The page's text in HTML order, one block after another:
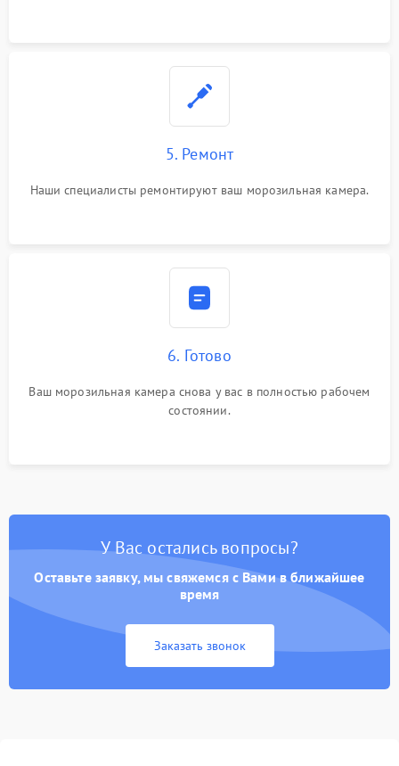
5. Ремонт
Наши специалисты ремонтируют ваш морозильная камера.
6. Готово
Ваш морозильная камера снова у вас в полностью рабочем
состоянии.
У Вас остались вопросы?
Оставьте заявку, мы свяжемся с Вами в ближайшее
время
Заказать звонок